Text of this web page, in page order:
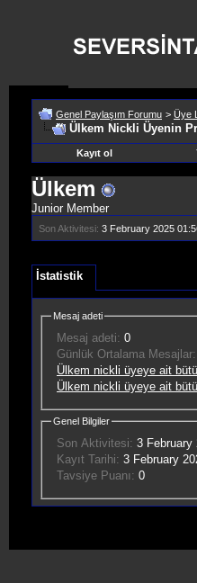
Genel Paylaşım Forumu > Üye
Ülkem Nickli Üyenin
Kayıt ol
Ülkem
Junior Member
Son Aktivitesi: 3 February 2025
İstatistik
Mesaj adeti
Mesaj adeti: 0
Günlük Ortalama Mesajlar:
Ülkem nickli üyeye ait
Ülkem nickli üyeye ait
Genel Bilgiler
Son Aktivitesi: 3 February
Kayıt Tarihi: 3 February
Tavsiye Puanı: 0